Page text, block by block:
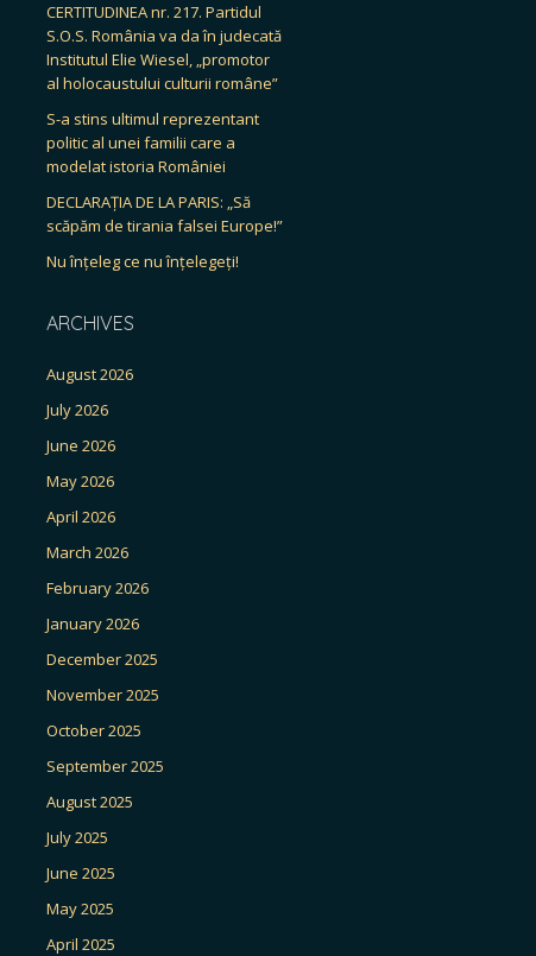
CERTITUDINEA nr. 217. Partidul
S.O.S. România va da în judecată
Institutul Elie Wiesel, „promotor
al holocaustului culturii române”
S-a stins ultimul reprezentant
politic al unei familii care a
modelat istoria României
DECLARAȚIA DE LA PARIS: „Să
scăpăm de tirania falsei Europe!”
Nu înțeleg ce nu înțelegeți!
ARCHIVES
August 2026
July 2026
June 2026
May 2026
April 2026
March 2026
February 2026
January 2026
December 2025
November 2025
October 2025
September 2025
August 2025
July 2025
June 2025
May 2025
April 2025